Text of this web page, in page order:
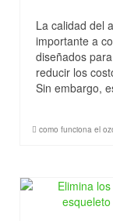
Tienda
Tips de Ozono
Contacto
La calidad del
importante a
diseñados
reducir los
Sin embargo,
como funciona el